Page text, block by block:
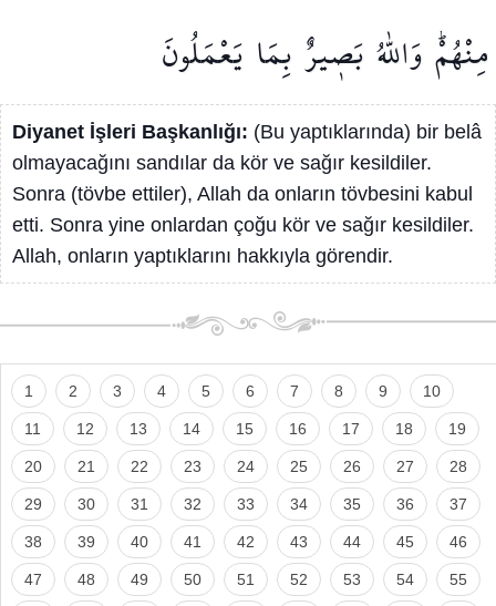
مِنْهُمْۜوَاللّٰهُبَص۪يرٌبِمَا يَعْمَلُونَ
Diyanet İşleri Başkanlığı: (Bu yaptıklarında) bir belâ
olmayacağını sandılar da kör ve sağır kesildiler.
Sonra (tövbe ettiler), Allah da onların tövbesini kabul
etti. Sonra yine onlardan çoğu kör ve sağır kesildiler.
Allah, onların yaptıklarını hakkıyla görendir.
1 2 3 4 5 6 7 8 9 10
11 12 13 14 15 16 17 18 19
20 21 22 23 24 25 26 27 28
29 30 31 32 33 34 35 36 37
38 39 40 41 42 43 44 45 46
47 48 49 50 51 52 53 54 55